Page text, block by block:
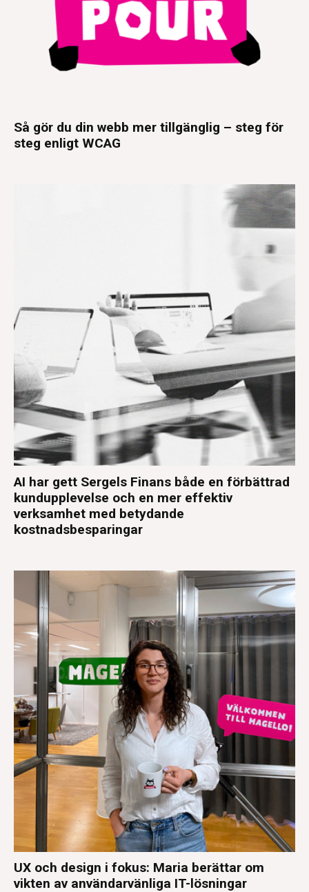
Så gör du din webb mer tillgänglig – steg för
steg enligt WCAG
AI har gett Sergels Finans både en förbättrad
kundupplevelse och en mer effektiv
verksamhet med betydande
kostnadsbesparingar
UX och design i fokus: Maria berättar om
vikten av användarvänliga IT-lösningar